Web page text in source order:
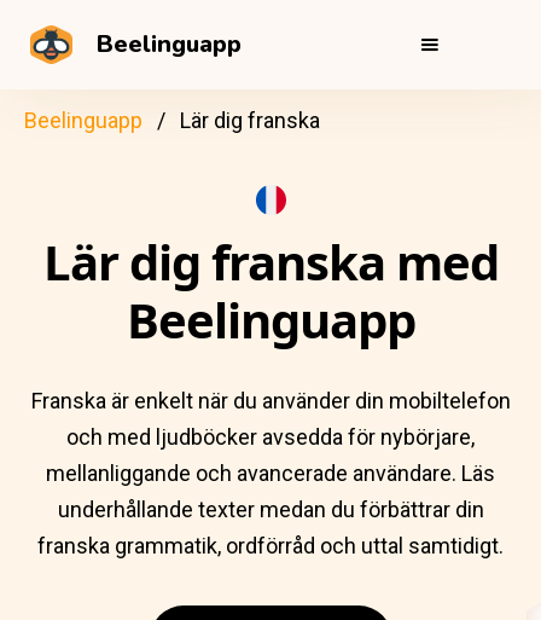
Beelinguapp
Beelinguapp Lär dig franska
Lär dig franska med
Beelinguapp
Franska är enkelt när du använder din mobiltelefon
och med ljudböcker avsedda för nybörjare,
mellanliggande och avancerade användare. Läs
underhållande texter medan du förbättrar din
franska grammatik, ordförråd och uttal samtidigt.